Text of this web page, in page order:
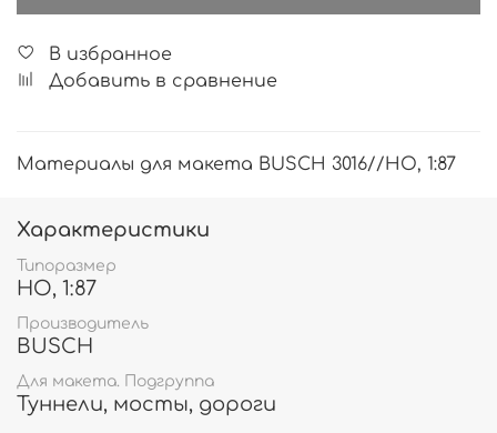
В избранное
Добавить в сравнение
Материалы для макета BUSCH 3016//HO, 1:87
Характеристики
Типоразмер
HO, 1:87
Производитель
BUSCH
Для макета. Подгруппа
Туннели, мосты, дороги